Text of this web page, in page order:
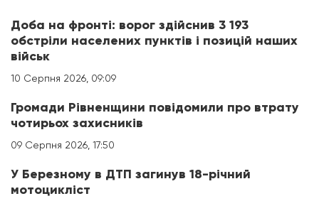
Доба на фронті: ворог здійснив 3 193
обстріли населених пунктів і позицій наших
військ
10 Серпня 2026, 09:09
Громади Рівненщини повідомили про втрату
чотирьох захисників
09 Серпня 2026, 17:50
У Березному в ДТП загинув 18-річний
мотоцикліст